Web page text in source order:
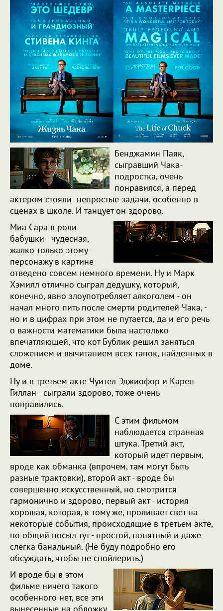
Бенджамин Паяк,
сыгравший Чака-
подростка, очень
понравился, а перед
актером стояли непростые задачи, особенно в
сценах в школе. И танцует он здорово.
Миа Сара в роли
бабушки - чудесная,
жалко только этому
персонажу в картине
отведено совсем немного времени. Ну и Марк
Хэмилл отлично сыграл дедушку, который,
конечно, явно злоупотребляет алкоголем - он
начал много пить после смерти родителей Чака, -
но и в цифрах при этом не путается, да и его речь
о важности математики была настолько
впечатляющей, что кот Бублик решил заняться
сложением и вычитанием всех тапок, найденных в
доме.
Ну и в третьем акте Чуител Эджиофор и Карен
Гиллан - сыграли здорово, тоже очень
понравились.
С этим фильмом
наблюдается странная
штука. Третий акт,
который идет первым,
вроде как обманка (впрочем, там могут быть
разные трактовки), второй акт - вроде бы
совершенно искусственный, но смотрится
гармонично и здорово, первый акт - история
хорошая, которая, к тому же, проливает свет на
некоторые события, происходящие в третьем акте,
но общий посыл тут - простой, понятный и даже
слегка банальный. (Не буду подробно его
обсуждать, чтобы не спойлерить.)
И вроде бы в этом
фильме ничего такого
особенного нет, все эти